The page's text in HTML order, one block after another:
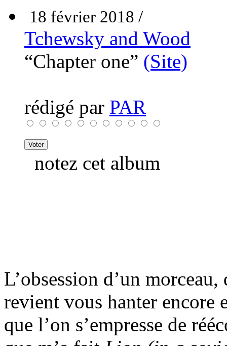
18 février 2018 /
Tchewsky and Wood
“Chapter one” (Site)
rédigé par PAR
notez cet album
L’obsession d’un
revient vous hanter encore
que l’on s’empresse de